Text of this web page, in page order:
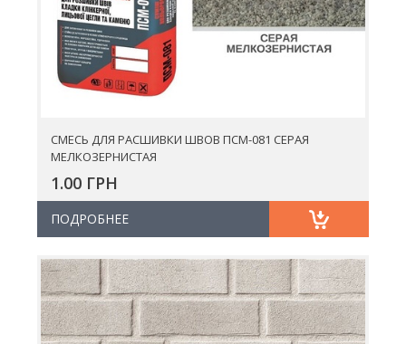
СМЕСЬ ДЛЯ РАСШИВКИ ШВОВ ПСМ-081 СЕРАЯ
МЕЛКОЗЕРНИСТАЯ
1.00 ГРН
ПОДРОБНЕЕ